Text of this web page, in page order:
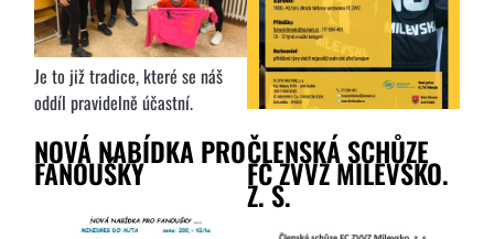
Je to již tradice, které se náš
oddíl pravidelně účastní.
NOVÁ NABÍDKA PRO
FANOUŠKY
ČLENSKÁ SCHŮZE
FC ZVVZ MILEVSKO.
Z. S.